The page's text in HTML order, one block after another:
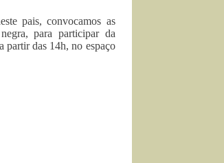
pais, convocamos as
para participar da
partir das 14h, no espaço